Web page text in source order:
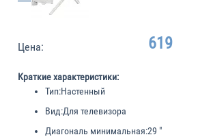
Цена: 619
Краткие характеристики:
Тип:Настенный
Вид:Для телевизора
Диагональ минимальная:29 "